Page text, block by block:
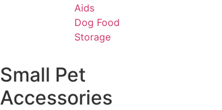
Aids
Dog Food
Storage
Small Pet
Accessories